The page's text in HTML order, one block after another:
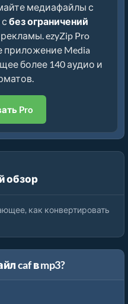
медиафайлы с
без ограничений
ezyZip Pro
приложение Media
более 140 аудио и
Pro
обзор
онлайн!
как конвертировать
caf в mp3?